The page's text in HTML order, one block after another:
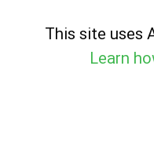
This site uses
Learn